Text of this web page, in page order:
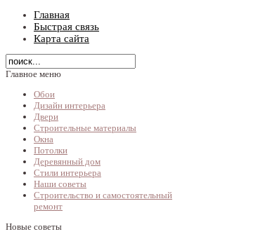
Главная
Быстрая связь
Карта сайта
Главное меню
Обои
Дизайн интерьера
Двери
Строительные материалы
Окна
Потолки
Деревянный дом
Стили интерьера
Наши советы
Строительство и самостоятельный
ремонт
Новые советы